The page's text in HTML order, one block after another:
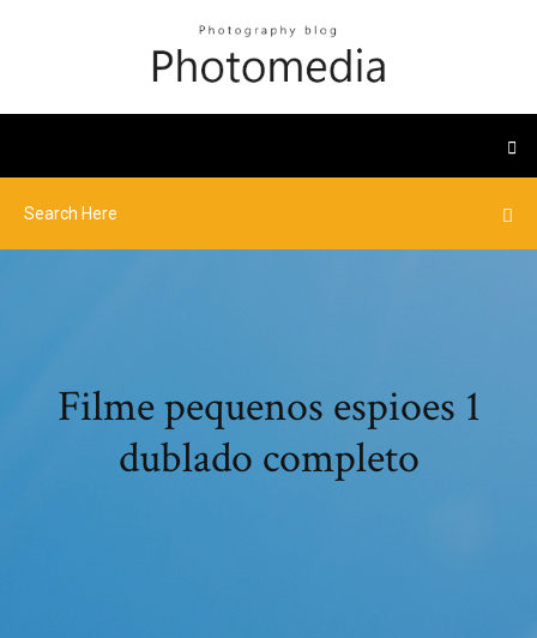
Filme pequenos espioes 1
dublado completo